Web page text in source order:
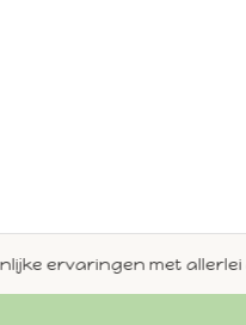
met allerlei